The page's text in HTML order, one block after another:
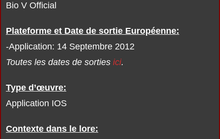
Bio V Official
Plateforme et Date de sortie Européenne:
-Application: 14 Septembre 2012
Toutes les dates de sorties ici.
Type d’œuvre:
Application IOS
Contexte dans le lore: